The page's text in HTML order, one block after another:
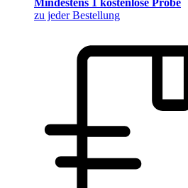
Mindestens 1 kostenlose Probe
zu jeder Bestellung